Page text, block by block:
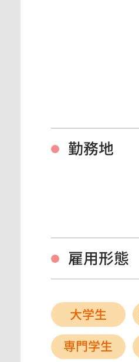
勤務地
雇用形態
大学生
専門学生